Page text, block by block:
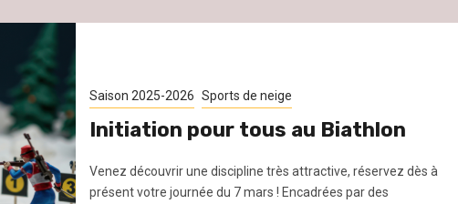
Saison 2025-2026 Sports de neige
Initiation pour tous au Biathlon
Venez découvrir une discipline très attractive, réservez dès à
présent votre journée du 7 mars ! Encadrées par des